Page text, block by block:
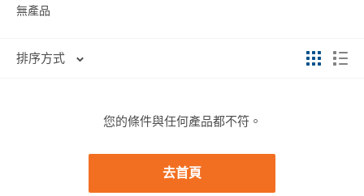
無產品
排序方式
您的條件與任何產品都不符。
去首頁